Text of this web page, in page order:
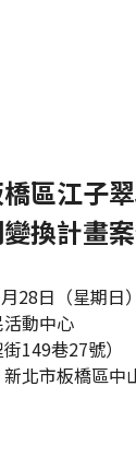
區江子
換計畫
28日（星期日
動中心
149巷27號）
北市板橋區中